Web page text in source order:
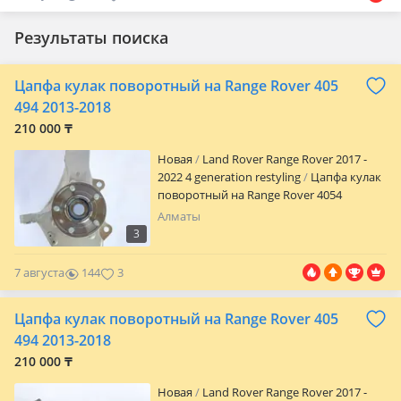
Результаты поиска
Цапфа кулак поворотный на Range Rover 405
494 2013-2018
210 000 ₸
3
Новая
Land Rover Range Rover 2017 -
2022 4 generation restyling
Цапфа кулак
поворотный на Range Rover 4054
Алматы
7 августа 144 3
Цапфа кулак поворотный на Range Rover 405
494 2013-2018
210 000 ₸
Новая
Land Rover Range Rover 2017 -